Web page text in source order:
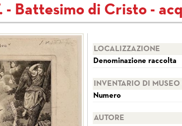
- Battesimo di Cristo -
LOCALIZZAZIONE
Denominazione raccolta
INVENTARIO DI
Numero
AUTORE